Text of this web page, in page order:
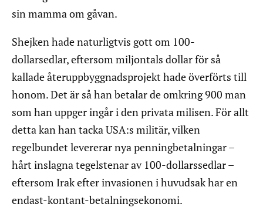
sin mamma om gåvan.
Shejken hade naturligtvis gott om 100-
dollarsedlar, eftersom miljontals dollar för så
kallade återuppbyggnadsprojekt hade överförts till
honom. Det är så han betalar de omkring 900 man
som han uppger ingår i den privata milisen. För allt
detta kan han tacka USA:s militär, vilken
regelbundet levererar nya penningbetalningar –
hårt inslagna tegelstenar av 100-dollarssedlar –
eftersom Irak efter invasionen i huvudsak har en
endast-kontant-betalningsekonomi.